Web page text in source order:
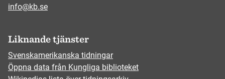
info@kb.se
Liknande tjänster
Svenskamerikanska tidningar
Öppna data från Kungliga biblioteket